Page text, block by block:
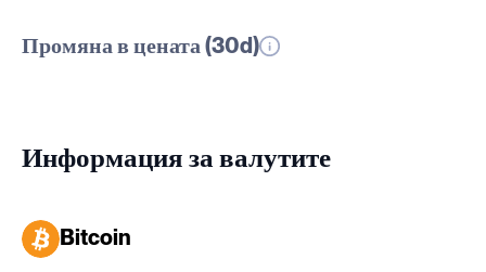
Промяна в цената (30d)
Информация за валутите
Bitcoin